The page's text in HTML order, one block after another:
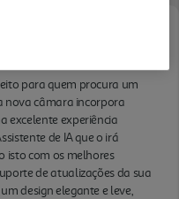
para quem procura um
nova câmara incorpora
excelente experiência
de IA que o irá
isto com os melhores
de atualizações da sua
design elegante e leve,